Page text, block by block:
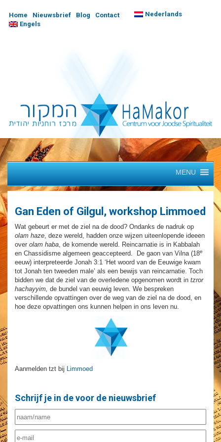
Home Nieuwsbrief Blog Contact
Nederlands
Engels
MENU
Gan Eden of Gilgul, workshop Limmoed
Wat gebeurt er met de ziel na de dood? Ondanks de nadruk op
olam haze, deze wereld, hadden onze wijzen uiteenlopende ideeen
over olam haba, de komende wereld. Reincarnatie is in Kabbalah
en Chassidisme algemeen geaccepteerd. De gaon van Vilna (18e
eeuw) interpreteerde Jonah 3:1 ‘Het woord van de Eeuwige kwam
tot Jonah ten tweeden male’ als een bewijs van reincarnatie. Toch
bidden we dat de ziel van de overledene opgenomen wordt in tzror
hachayyim, de bundel van eeuwig leven. We bespreken
verschillende opvattingen over de weg van de ziel na de dood, en
hoe deze opvattingen ons kunnen helpen in ons leven nu.
Aanmelden tzt bij Limmoed
Schrijf je in de voor de nieuwsbrief